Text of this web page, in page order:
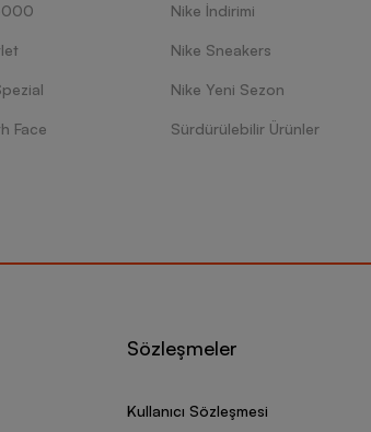
Face
Nike İndirimi
Nike Sneakers
Nike Yeni Sezon
Sürdürülebilir Ürünler
Sözleşmeler
Kullanıcı Sözleşmesi